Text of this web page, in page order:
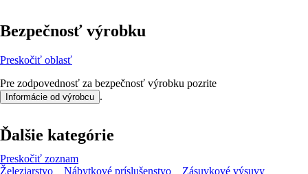
Bezpečnosť výrobku
Preskočiť oblasť
Pre zodpovednosť za bezpečnosť výrobku pozrite
Informácie od výrobcu .
Ďalšie kategórie
Preskočiť zoznam
Železiarstvo
Nábytkové príslušenstvo
Zásuvkové výsuvy